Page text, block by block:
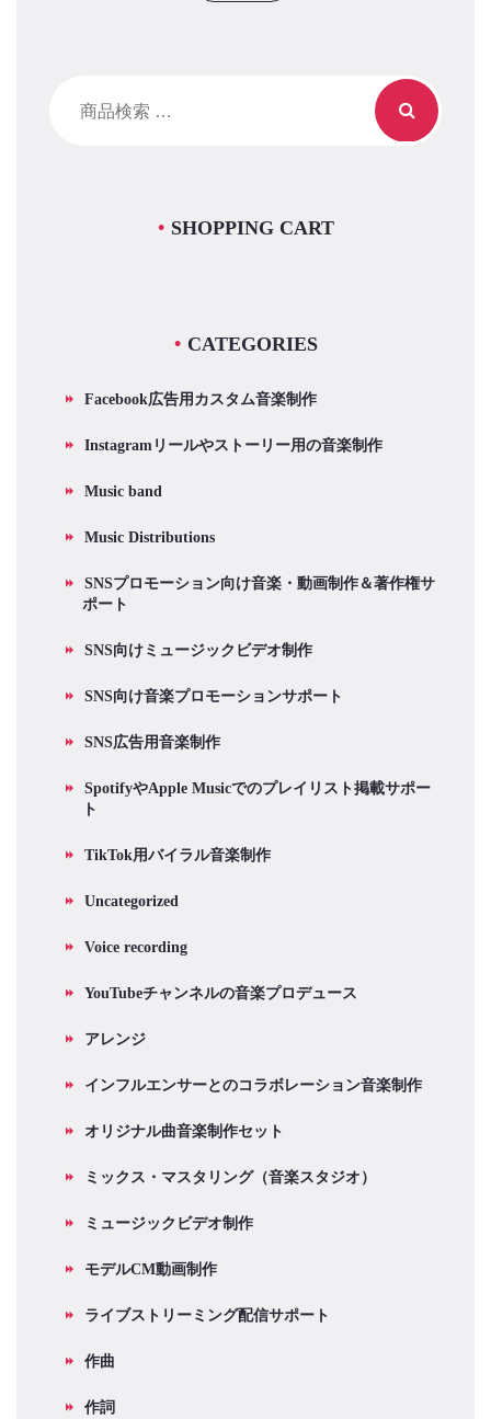
SHOPPING CART
CATEGORIES
Facebook広告用カスタム音楽制作
Instagramリールやストーリー用の音楽制作
Music band
Music Distributions
SNSプロモーション向け音楽・動画制作＆著作権サ
ポート
SNS向けミュージックビデオ制作
SNS向け音楽プロモーションサポート
SNS広告用音楽制作
SpotifyやApple Musicでのプレイリスト掲載サポー
ト
TikTok用バイラル音楽制作
Uncategorized
Voice recording
YouTubeチャンネルの音楽プロデュース
アレンジ
インフルエンサーとのコラボレーション音楽制作
オリジナル曲音楽制作セット
ミックス・マスタリング（音楽スタジオ）
ミュージックビデオ制作
モデルCM動画制作
ライブストリーミング配信サポート
作曲
作詞